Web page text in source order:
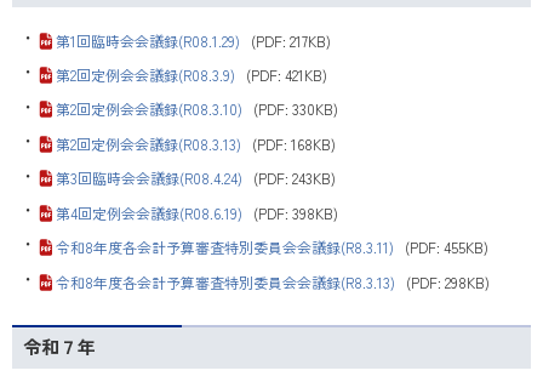
・ 第1回臨時会会議録(R08.1.29)
(PDF: 217KB)
・
第2回定例会会議録(R08.3.9)
(PDF: 421KB)
・
第2回定例会会議録(R08.3.10)
(PDF: 330KB)
・
第2回定例会会議録(R08.3.13)
(PDF: 168KB)
・
第3回臨時会会議録(R08.4.24)
(PDF: 243KB)
・
第4回定例会会議録(R08.6.19)
(PDF: 398KB)
・
令和8年度各会計予算審査特別委員会会議録(R8.3.11)
(PDF: 455KB)
・
令和8年度各会計予算審査特別委員会会議録(R8.3.13) (PDF: 298KB)
令和７年